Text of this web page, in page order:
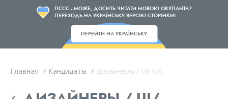
ПССС...МОЖЕ, ДОСИТЬ ЧИТАТИ МОВОЮ ОКУПАНТА?
ПЕРЕХОДЬ НА УКРАЇНСЬКУ ВЕРСІЮ СТОРІНКИ!
ПЕРЕЙТИ НА УКРАЇНСЬКУ
Главная / Кандидаты / Дизайнеры / UI/ UX